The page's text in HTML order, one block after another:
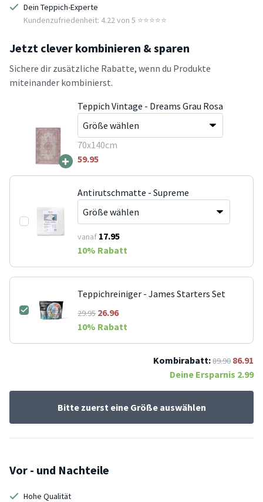
Dein Teppich-Experte
Kundenzufriedenheit: 4.22 von 5 ⭐️⭐️⭐️⭐️⭐️
Jetzt clever kombinieren & sparen
Sichere dir zusätzliche Rabatte, wenn du Produkte
miteinander kombinierst.
+
Teppich Vintage - Dreams Grau Rosa
70x140cm
59.95
Antirutschmatte - Supreme
vanaf 17.95
10% Rabatt
Teppichreiniger - James Starters Set
29.9526.96
10% Rabatt
Kombirabatt:89.90 86.91
Deine Ersparnis 2.99
Bitte zuerst eine Größe auswählen
Vor - und Nachteile
Hohe Qualität